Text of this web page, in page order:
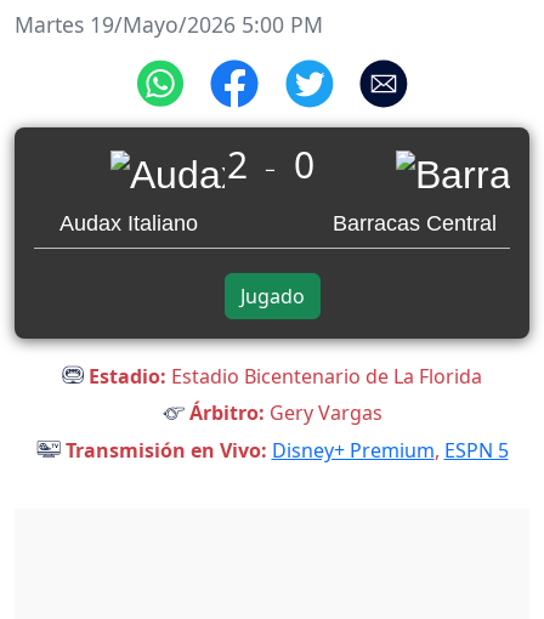
Martes 19/Mayo/2026 5:00 PM
Audax Italiano
2 _ 0
Barracas Central
Jugado
Estadio: Estadio Bicentenario de La Florida
Árbitro: Gery Vargas
Transmisión en Vivo: Disney+ Premium, ESPN 5